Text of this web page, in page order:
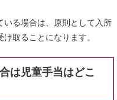
いる場合は、原則として入所
取ることになります。
は児童手当はどこ